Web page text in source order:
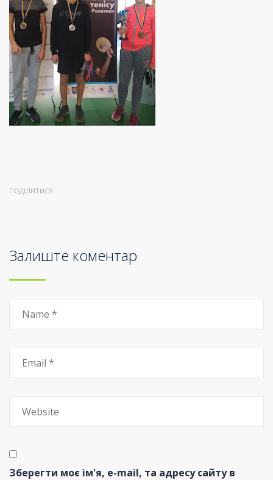
ПОДІЛИТИСЯ
Залиште коментар
Зберегти моє ім'я, e-mail, та адресу сайту в